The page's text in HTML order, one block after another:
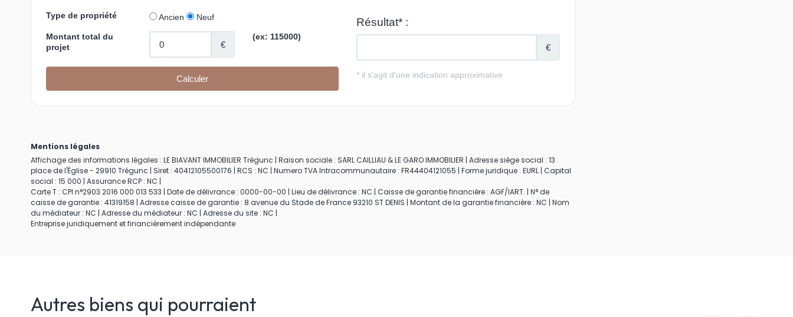
Mentions légales
Affichage des informations légales : LE BIAVANT IMMOBILIER Trégunc | Raison sociale : SARL CAILLIAU & LE GARO IMMOBILIER | Adresse siège social : 13
place de l'Église - 29910 Trégunc | Siret : 40412105500176 | RCS : NC | Numero TVA Intracommunautaire : FR44404121055 | Forme juridique : EURL | Capital
social : 15 000 | Assurance RCP : NC |
Carte T : CPI n°2903 2016 000 013 533 | Date de délivrance : 0000-00-00 | Lieu de délivrance : NC | Caisse de garantie financière : AGF/IART. | N° de
caisse de garantie : 41319158 | Adresse caisse de garantie : 8 avenue du Stade de France 93210 ST DENIS | Montant de la garantie financière : NC | Nom
du médiateur : NC | Adresse du médiateur : NC | Adresse du site : NC |
Entreprise juridiquement et financièrement indépendante
Autres biens qui pourraient